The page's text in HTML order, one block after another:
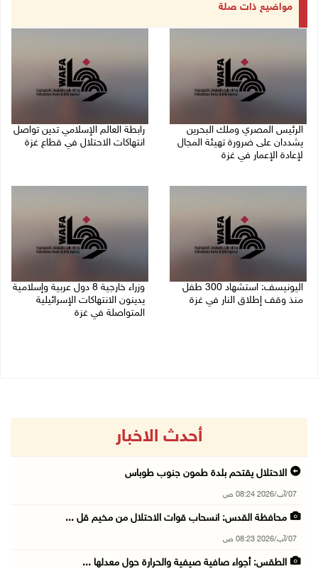
مواضيع ذات صلة
الرئيس المصري وملك البحرين
يشددان على ضرورة تهيئة المجال
لإعادة الإعمار في غزة
رابطة العالم الإسلامي تدين تواصل
انتهاكات الاحتلال في قطاع غزة
اليونيسف: استشهاد 300 طفل
منذ وقف إطلاق النار في غزة
وزراء خارجية 8 دول عربية وإسلامية
يدينون الانتهاكات الإسرائيلية
المتواصلة في غزة
أحدث الاخبار
الاحتلال يقتحم بلدة طمون جنوب طوباس
07/آب/2026 08:24 ص
محافظة القدس: انسحاب قوات الاحتلال من مخيم قل ...
07/آب/2026 08:23 ص
الطقس: أجواء صافية صيفية والحرارة حول معدلها ...